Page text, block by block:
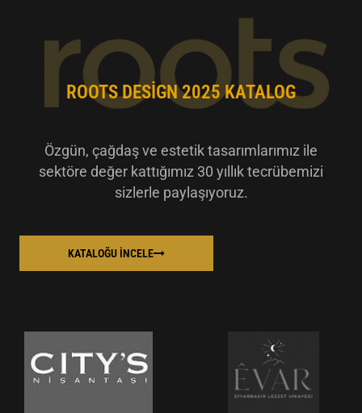
ROOTS DESIGN 2025 KATALOG
Özgün, çağdaş ve estetik tasarımlarımız ile
sektöre değer kattığımız 30 yıllık tecrübemizi
sizlerle paylaşıyoruz.
KATALOĞU İNCELE